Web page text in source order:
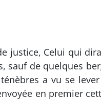
Celui qui
sauf de quelques
a vu se
en premier